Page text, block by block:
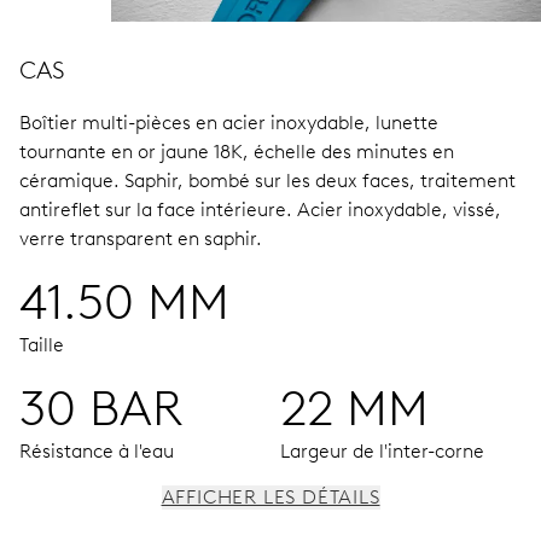
CAS
Boîtier multi-pièces en acier inoxydable, lunette
tournante en or jaune 18K, échelle des minutes en
céramique. Saphir, bombé sur les deux faces, traitement
antireflet sur la face intérieure. Acier inoxydable, vissé,
verre transparent en saphir.
41.50 MM
Taille
30 BAR
Résistance à l'eau
22 MM
Largeur de l'inter-corne
AFFICHER LES DÉTAILS